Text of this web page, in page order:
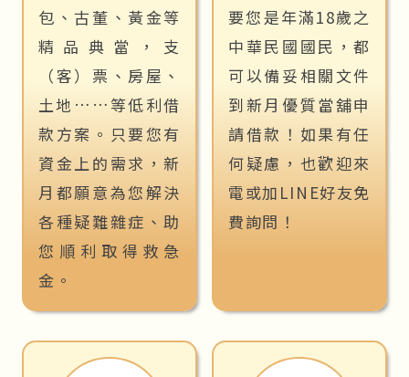
包、古董、黃金等
精品典當，支
（客）票、房屋、
土地……等低利借
款方案。只要您有
資金上的需求，新
月都願意為您解決
各種疑難雜症、助
您順利取得救急
金。
要您是年滿18歲之
中華民國國民，都
可以備妥相關文件
到新月優質當舖申
請借款！如果有任
何疑慮，也歡迎來
電或加LINE好友免
費詢問！